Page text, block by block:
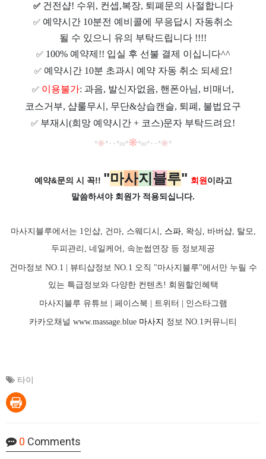
✅ 건전샵! 수위, 컨셉,복장, 퇴폐문의 사절합니다
✅ 예약시간 10분전 예비콜에 무응답시 자동취소
될 수 있으니 유의 부탁드립니다 !!!!
✅ 100% 예약제!! 입실 후 선불 결제 이십니다^^
✅ 예약시간 10분 초과시 예약 자동 취소 되세요!
✅ 이용불가: 과음, 발신자없음, 핸폰아님, 비매너,
코스거부, 샵룰무시, 무단&상습캔슬, 퇴폐, 불법요구
✅ 부재시(희망 예약시간 + 코스)문자 부탁드려요!
*❋*‥ *∞*❋*∞*‥*❋*
예약&문의 시 꼭!! "마사지 블루" 회원 이라고
말씀하셔야 회원가 적용되십니다.
마사지블루에서는 1인샵, 건마, 스웨디시, 스파, 왁싱, 바버샵, 탈모,
두피관리, 네일케어, 속눈썹연장 등 정보제공
건마정보 NO.1 | 뷰티샵정보 NO.1 오직 "마사지블루"에서만 누릴 수
있는 특급정보와 다양한 컨텐츠! 회원할인혜택
마사지블루 유튜브 | 페이스북 | 트위터 | 인스타그램
카카오채널 www.massage.blue 마사지 정보 NO.1커뮤니티
타이
0 Comments